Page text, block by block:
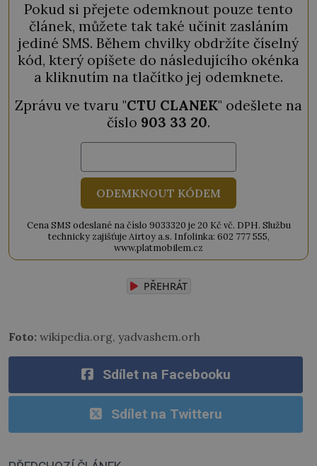
Pokud si přejete odemknout pouze tento
článek, můžete tak také učinit zasláním
jediné SMS. Během chvilky obdržíte číselný
kód, který opíšete do následujícího okénka
a kliknutím na tlačítko jej odemknete.
Zprávu ve tvaru "CTU CLANEK" odešlete na
číslo 903 33 20.
ODEMKNOUT KÓDEM
Cena SMS odeslané na číslo 9033320 je 20 Kč vč. DPH. Službu
technicky zajišťuje Airtoy a.s. Infolinka: 602 777 555,
www.platmobilem.cz
PŘEHRÁT
Foto: wikipedia.org, yadvashem.orh
Sdílet na Facebooku
Sdílet na Twitteru